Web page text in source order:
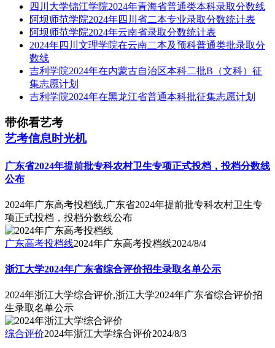
四川大学锦江学院2024年青海省普通类本科录取分数线
阿坝师范学院2024年四川省二本专业录取分数统计表
阿坝师范学院2024年云南省录取分数统计表
2024年四川文理学院在云南二本及预科普通类批录取分
数线
吉利学院2024年在内蒙古自治区本科二批B（文科）征
集志愿计划
吉利学院2024年在黑龙江省普通本科批征集志愿计划
带你看艺考
艺考信息时光机
广东省2024年提前批专科农村卫生专项正式投档，投档分数线
公布
2024年广东高考投档线,广东省2024年提前批专科农村卫生专
项正式投档，投档分数线公布
广东高考投档线2024年广东高考投档线2024/8/4
浙江大学2024年广东省综合评价招生录取名单公示
2024年浙江大学综合评价,浙江大学2024年广东省综合评价招
生录取名单公示
综合评价2024年浙江大学综合评价2024/8/3